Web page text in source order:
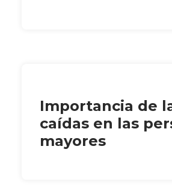
Importancia de
caídas en las
mayores